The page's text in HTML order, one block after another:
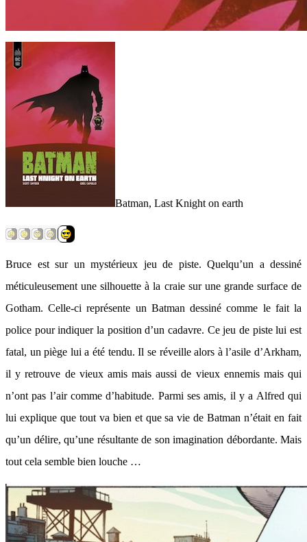
Batman, Last Knight on earth
Bruce est sur un mystérieux jeu de piste. Quelqu’un a dessiné
méticuleusement une silhouette à la craie sur une grande surface de
Gotham. Celle-ci représente un Batman dessiné comme le fait la
police pour indiquer la position d’un cadavre. Ce jeu de piste lui est
fatal, un piège lui a été tendu. Il se réveille alors à l’asile d’Arkham,
il y retrouve de vieux amis mais aussi de vieux ennemis mais qui
n’ont pas l’air comme d’habitude. Parmi ses amis, il y a Alfred qui
lui explique que tout va bien et que sa vie de Batman n’était en fait
qu’un délire, qu’une résultante de son imagination débordante. Mais
tout cela semble bien louche …